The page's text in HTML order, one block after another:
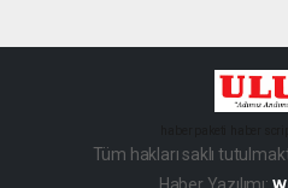
Tüm hakları saklı